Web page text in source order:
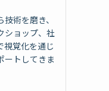
術を磨き、
ショップ、社
視覚化を通じ
ートしてきま